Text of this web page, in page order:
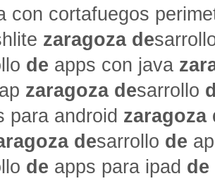
con cortafuegos
zaragoza de
de apps con java
zaragoza desarrollo
para android zaragoza
desarrollo de
de apps para ipad de